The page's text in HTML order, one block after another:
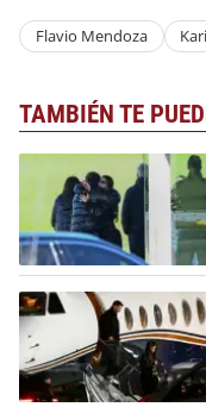
Flavio Mendoza
TAMBIÉN TE